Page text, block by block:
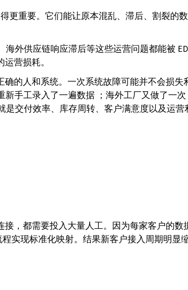
更重要。它们能让原本混乱、滞后、割裂的
外供应链响应滞后等这些运营问题都能被
营损耗。
的人和系统。一次系统故障可能并不会损
手工录入了一遍数据 ；海外工厂又做了一
交付效率、库存周转、客户满意度以及运营
，都需要投入大量人工。因为每家客户的
实现标准化映射。结果新客户接入周期明显